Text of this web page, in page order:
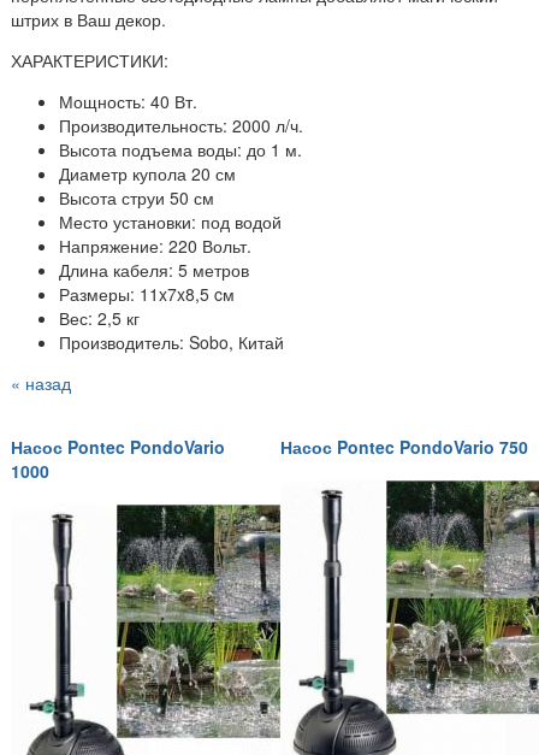
штрих в Ваш декор.
ХАРАКТЕРИСТИКИ:
Мощность: 40 Вт.
Производительность: 2000 л/ч.
Высота подъема воды: до 1 м.
Диаметр купола 20 см
Высота струи 50 см
Место установки: под водой
Напряжение: 220 Вольт.
Длина кабеля: 5 метров
Размеры: 11x7x8,5 cм
Вес: 2,5 кг
Производитель: Sobo, Китай
« назад
Насос Pontec PondoVario
1000
Насос Pontec PondoVario 750